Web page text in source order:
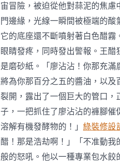
宙冒險，被迫從他對蒜泥的焦
門邊緣，光線一瞬間被極端的
它的底座還不斷噴射著白色醋
眼睛發疼，同時發出警報。王
是磨砂紙。「廖沾沾！你那充
將為你那百分之五的醬油，以
裂開，露出了一個巨大的管口
子，一把抓住了廖沾沾的褲腳
溶解有機發酵物的！」 綠裝修設
醋！那是浩劫啊！」「不准動
般的怒吼。他以一種專業包水